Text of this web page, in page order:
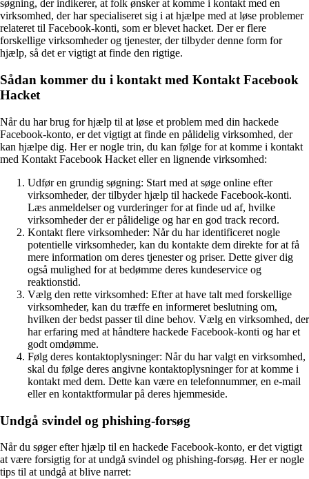
søgning, der indikerer, at folk ønsker at komme i kontakt med en
virksomhed, der har specialiseret sig i at hjælpe med at løse problemer
relateret til Facebook-konti, som er blevet hacket. Der er flere
forskellige virksomheder og tjenester, der tilbyder denne form for
hjælp, så det er vigtigt at finde den rigtige.
Sådan kommer du i kontakt med Kontakt Facebook
Hacket
Når du har brug for hjælp til at løse et problem med din hackede
Facebook-konto, er det vigtigt at finde en pålidelig virksomhed, der
kan hjælpe dig. Her er nogle trin, du kan følge for at komme i kontakt
med Kontakt Facebook Hacket eller en lignende virksomhed:
Udfør en grundig søgning: Start med at søge online efter
virksomheder, der tilbyder hjælp til hackede Facebook-konti.
Læs anmeldelser og vurderinger for at finde ud af, hvilke
virksomheder der er pålidelige og har en god track record.
Kontakt flere virksomheder: Når du har identificeret nogle
potentielle virksomheder, kan du kontakte dem direkte for at få
mere information om deres tjenester og priser. Dette giver dig
også mulighed for at bedømme deres kundeservice og
reaktionstid.
Vælg den rette virksomhed: Efter at have talt med forskellige
virksomheder, kan du træffe en informeret beslutning om,
hvilken der bedst passer til dine behov. Vælg en virksomhed, der
har erfaring med at håndtere hackede Facebook-konti og har et
godt omdømme.
Følg deres kontaktoplysninger: Når du har valgt en virksomhed,
skal du følge deres angivne kontaktoplysninger for at komme i
kontakt med dem. Dette kan være en telefonnummer, en e-mail
eller en kontaktformular på deres hjemmeside.
Undgå svindel og phishing-forsøg
Når du søger efter hjælp til en hackede Facebook-konto, er det vigtigt
at være forsigtig for at undgå svindel og phishing-forsøg. Her er nogle
tips til at undgå at blive narret: